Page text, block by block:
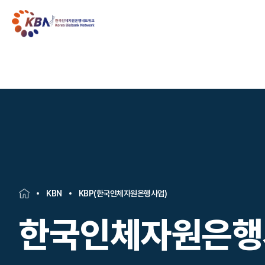
KBN KBP(한국인체자원은행사업)
한국인체자원은